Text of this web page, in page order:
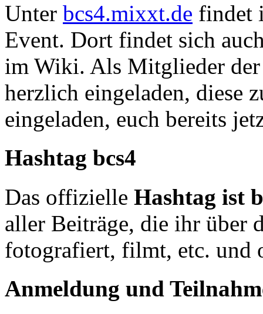
Unter bcs4.mixxt.de findet
Event. Dort findet sich
im Wiki. Als Mitglieder
herzlich eingeladen, diese
eingeladen, euch bereits
Hashtag bcs4
Das offizielle Hashtag ist
aller Beiträge, die ihr über
fotografiert, filmt, etc. und
Anmeldung und